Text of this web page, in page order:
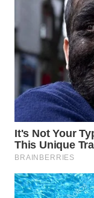
WN
MAJALENGKA
WN
SUBANG
WN
SUKABUMI
WN
PURWAKARTA
WN